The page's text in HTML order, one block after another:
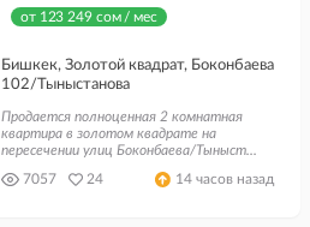
от 123 249 сом / мес
Бишкек, Золотой квадрат, Боконбаева
102/Тыныстанова
Продается полноценная 2 комнатная
квартира в золотом квадрате на
пересечении улиц Боконбаева/Тыныст...
7057
24 14 часов назад